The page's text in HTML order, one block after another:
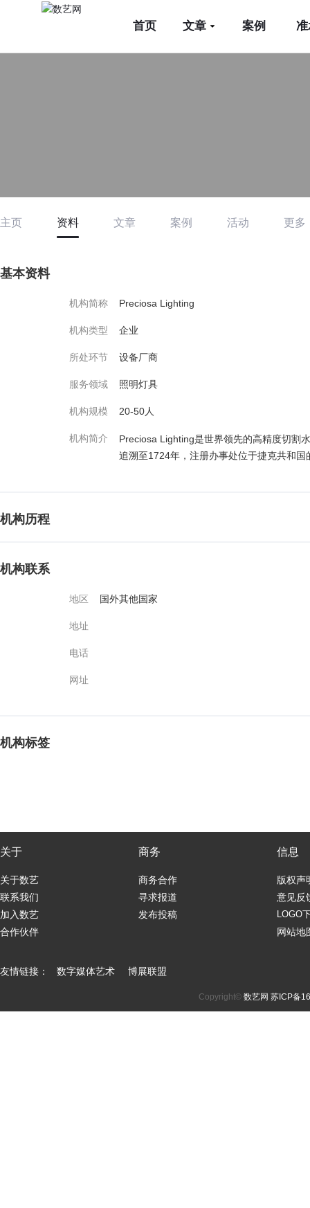
首页 文章 案例
主页 资料 文章 案例 活动 更多
基本资料
机构简称 Preciosa Lighting
机构类型 企业
所处环节 设备厂商
服务领域 照明灯具
机构规模 20-50人
机构简介
Preciosa Lighting是世界领先的高精度切割
追溯至1724年，注册办事处位于捷克共和
机构历程
机构联系
地区 国外其他国家
地址
电话
网址
机构标签
关于
关于数艺
联系我们
加入数艺
合作伙伴
商务
商务合作
寻求报道
发布投稿
信息
版权声
意见反
LOGO
网站地
友情链接： 数字媒体艺术 博展联盟
Copyright© 数艺网 苏ICP备